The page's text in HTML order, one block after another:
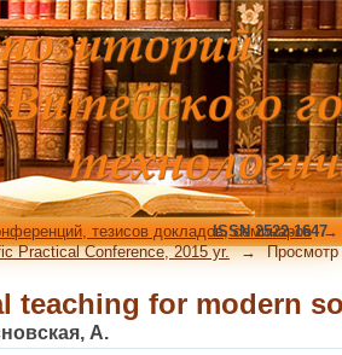
teaching for modern
тезисов докладов, семинаров →
Practical Conference, 2015 yr. →
ISSN 2522-1647
teaching for modern
А.